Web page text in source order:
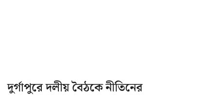
দুর্গাপুরে দলীয় বৈঠকে নীতিনের